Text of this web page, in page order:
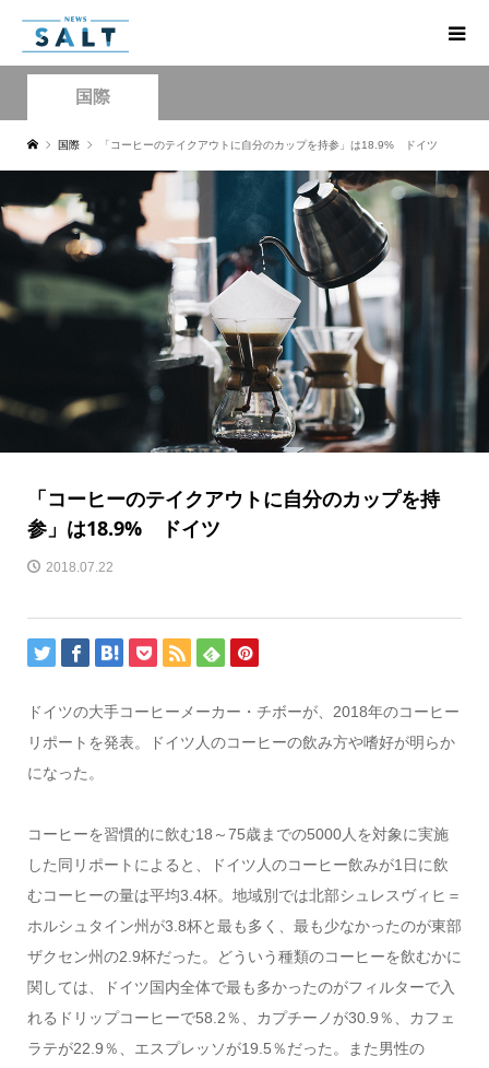
国際
国際 「コーヒーのテイクアウトに自分のカップを持参」は18.9% ドイツ
「コーヒーのテイクアウトに自分のカップを持
参」は18.9% ドイツ
2018.07.22
ドイツの大手コーヒーメーカー・チボーが、2018年のコーヒー
リポートを発表。ドイツ人のコーヒーの飲み方や嗜好が明らか
になった。
コーヒーを習慣的に飲む18～75歳までの5000人を対象に実施
した同リポートによると、ドイツ人のコーヒー飲みが1日に飲
むコーヒーの量は平均3.4杯。地域別では北部シュレスヴィヒ＝
ホルシュタイン州が3.8杯と最も多く、最も少なかったのが東部
ザクセン州の2.9杯だった。どういう種類のコーヒーを飲むかに
関しては、ドイツ国内全体で最も多かったのがフィルターで入
れるドリップコーヒーで58.2％、カプチーノが30.9％、カフェ
ラテが22.9％、エスプレッソが19.5％だった。また男性の